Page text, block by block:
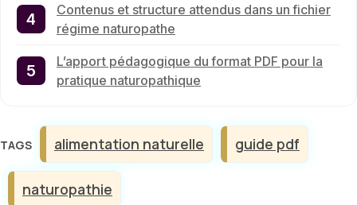
Contenus et structure attendus dans un fichier
régime naturopathe
L’apport pédagogique du format PDF pour la
pratique naturopathique
Étiquettes
alimentation naturelle guide pdf
naturopathie